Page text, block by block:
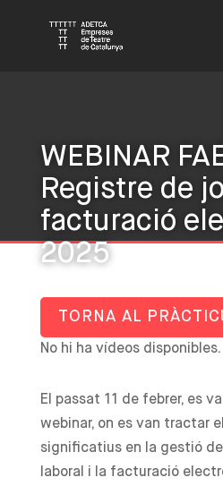
WEBINAR
Registre de
facturació
2025
TORNA AL
No hi ha vídeos disponibles.
El passat 11 de febrer, es
webinar, on es van tractar
significatius en la gestió
laboral i la facturació